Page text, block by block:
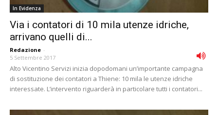
In Evidenza
Via i contatori di 10 mila utenze idriche,
arrivano quelli di...
Redazione -
5 Settembre 2017
Alto Vicentino Servizi inizia dopodomani un’importante campagna
di sostituzione dei contatori a Thiene: 10 mila le utenze idriche
interessate. L’intervento riguarderà in particolare tutti i contatori...